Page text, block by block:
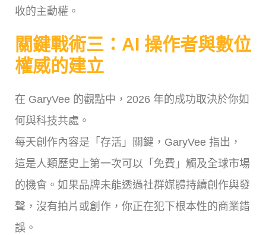
收的主動權。
關鍵戰術三：AI 操作者與數位
權威的建立
在 GaryVee 的觀點中，2026 年的成功取決於你如
何與科技共處。
每天創作內容是「存活」關鍵，GaryVee 指出，
這是人類歷史上第一次可以「免費」觸及全球市場
的機會。如果品牌未能透過社群媒體持續創作與發
聲，沒有拍片或創作，你正在犯下根本性的商業錯
誤。